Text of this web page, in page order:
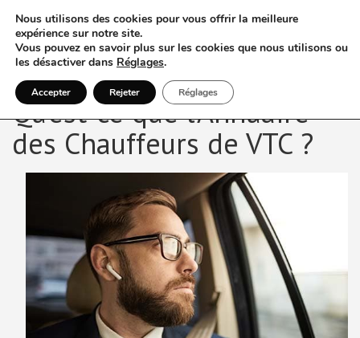
Qu’est-ce que l’Annuaire
des Chauffeurs de VTC ?
Nous utilisons des cookies pour vous offrir la meilleure
expérience sur notre site.
Vous pouvez en savoir plus sur les cookies que nous utilisons ou
les désactiver dans Réglages.
Accepter Rejeter Réglages